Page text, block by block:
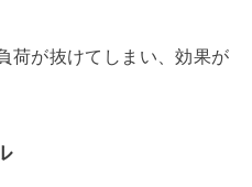
荷が抜けてしまい、効果が